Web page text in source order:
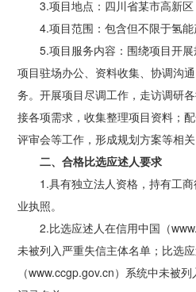
3.项目地点：四川省某市高新区
4.项目范围：包含但不限于氢能
5.项目服务内容：围绕项目开
项目驻场办公、资料收集、协调沟
务。开展项目尽调工作，走访调研
接各项需求，收集整理项目资料；
评审会等工作，形成规划方案等相关
二、合格比选应述人要求
1.具有独立法人资格，持有工
业执照。
2.比选应述人在信用中国（
未被列入严重失信主体名单；比选
（www.ccgp.gov.cn）系统中未被